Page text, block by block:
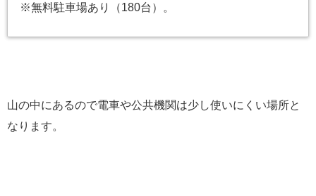
※無料駐車場あり（180台）。
山の中にあるので電車や公共機関は少し使いにくい場所と
なります。